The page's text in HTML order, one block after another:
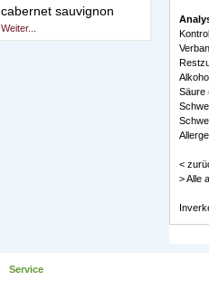
cabernet sauvignon
Weiter...
Säure
<
> Alle
Service